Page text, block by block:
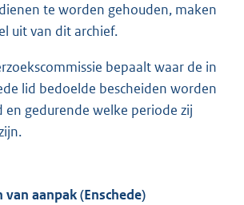
te worden gehouden, maken
uit van dit archief.
bepaalt waar de in
lid bedoelde bescheiden worden
en gedurende welke periode zij
aanpak (Enschede)